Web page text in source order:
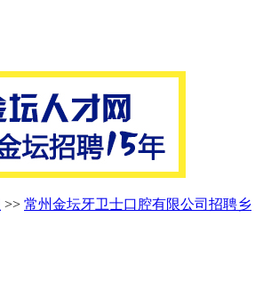
>> 常州金坛牙卫士口腔有限公司招聘乡